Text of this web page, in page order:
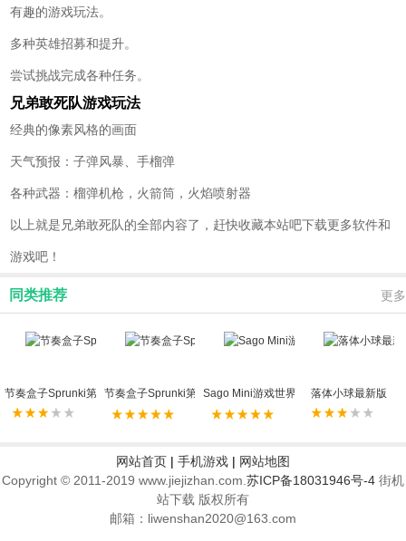
有趣的游戏玩法。
多种英雄招募和提升。
尝试挑战完成各种任务。
兄弟敢死队游戏玩法
经典的像素风格的画面
天气预报：子弹风暴、手榴弹
各种武器：榴弹机枪，火箭筒，火焰喷射器
以上就是兄弟敢死队的全部内容了，赶快收藏本站吧下载更多软件和
游戏吧！
同类推荐 更多
节奏盒子Sprunki第八阶段节奏盒子Sprunki第十三阶段Sago Mini游戏世界 落体小球最新版
网站首页 | 手机游戏 | 网站地图
Copyright © 2011-2019 www.jiejizhan.com. 苏ICP备18031946号-4 街机
站下载 版权所有
邮箱：liwenshan2020@163.com